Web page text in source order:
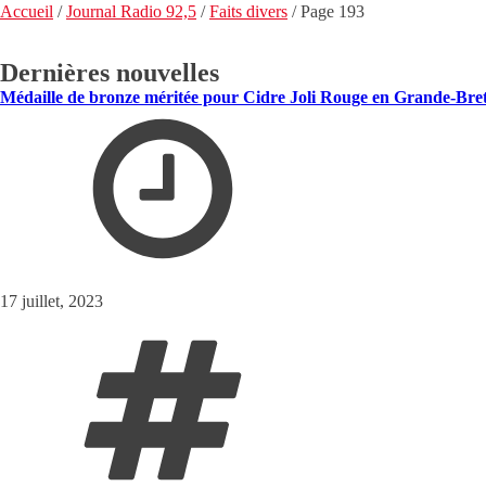
Accueil /Journal Radio 92,5 /Faits divers /Page 193
Dernières nouvelles
Médaille de bronze méritée pour Cidre Joli Rouge en Grande-
17 juillet, 2023